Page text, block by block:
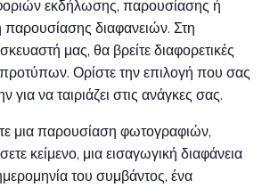
εκδήλωσης, παρουσίασης ή
διαφανειών. Στη
μας, θα βρείτε διαφορετικές
προτύπων. Ορίστε την επιλογή που σας
για να ταιριάζει στις ανάγκες σας.
μια παρουσίαση φωτογραφιών,
κείμενο, μια εισαγωγική διαφάνεια
του συμβάντος, ένα